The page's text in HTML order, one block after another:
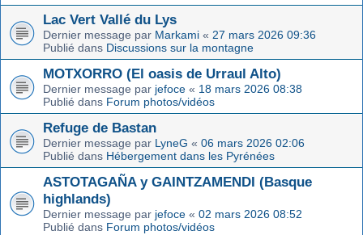
Lac Vert Vallé du Lys
Dernier message par Markami « 27 mars 2026 09:36
Publié dans Discussions sur la montagne
MOTXORRO (El oasis de Urraul Alto)
Dernier message par jefoce « 18 mars 2026 08:38
Publié dans Forum photos/vidéos
Refuge de Bastan
Dernier message par LyneG « 06 mars 2026 02:06
Publié dans Hébergement dans les Pyrénées
ASTOTAGAÑA y GAINTZAMENDI (Basque
highlands)
Dernier message par jefoce « 02 mars 2026 08:52
Publié dans Forum photos/vidéos